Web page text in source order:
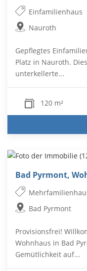
Einfamilienhaus
Nauroth
Gepflegtes
Platz in Nauroth.
unterkellerte...
120 m²
Bad Pyrmont,
Bad Pyrmont
Provisionsfrei!
Wohnhaus in Bad
Gemütlichkeit auf...